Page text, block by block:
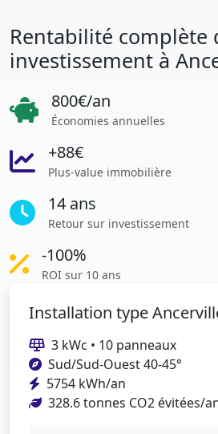
Rentabilité complète
investissement à
800€/an
Économies annuelles
+88€
Plus-value immobilière
14 ans
Retour sur investissement
-100%
ROI sur 10 ans
Installation type
3 kWc • 10 panneaux
Sud/Sud-Ouest 40-45°
5754 kWh/an
328.6 tonnes CO2 évitées/